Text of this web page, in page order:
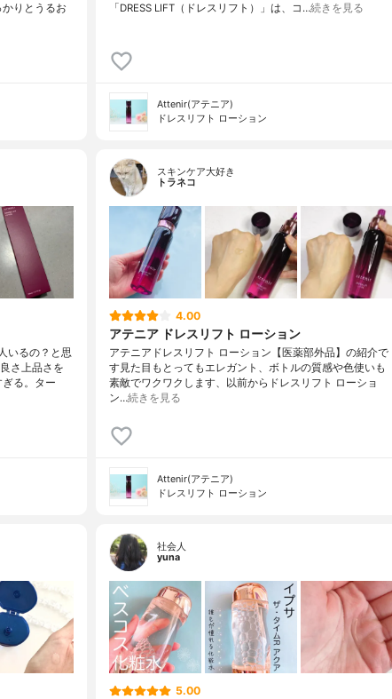
りとうるお
「DRESS LIFT（ドレスリフト）」は、コ…続きを見る
Attenir(アテニア)
ドレスリフト ローション
いるの？と思
さ上品さを
る。ター
スキンケア大好き
トラネコ
4.00
アテニア ドレスリフト ローション
アテニアドレスリフト ローション【医薬部外品】の紹介で
す見た目もとってもエレガント、ボトルの質感や色使いも
素敵でワクワクします、以前からドレスリフト ローショ
ン…続きを見る
Attenir(アテニア)
ドレスリフト ローション
社会人
yuna
5.00